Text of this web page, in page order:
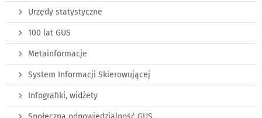
Urzędy statystyczne
100 lat GUS
Metainformacje
System Informacji Skierowującej
Infografiki, widżety